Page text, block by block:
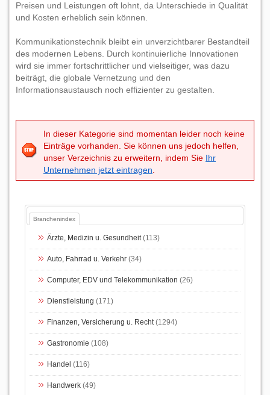
Preisen und Leistungen oft lohnt, da Unterschiede in Qualität
und Kosten erheblich sein können.
Kommunikationstechnik bleibt ein unverzichtbarer Bestandteil
des modernen Lebens. Durch kontinuierliche Innovationen
wird sie immer fortschrittlicher und vielseitiger, was dazu
beiträgt, die globale Vernetzung und den
Informationsaustausch noch effizienter zu gestalten.
In dieser Kategorie sind momentan leider noch keine
Einträge vorhanden. Sie können uns jedoch helfen,
unser Verzeichnis zu erweitern, indem Sie Ihr
Unternehmen jetzt eintragen
Branchenindex
Ärzte, Medizin u. Gesundheit(113)
Auto, Fahrrad u. Verkehr (34)
Computer, EDV und Telekommunikation (26)
Dienstleistung (171)
Finanzen, Versicherung u. Recht(1294)
Gastronomie (108)
Handel (116)
Handwerk (49)